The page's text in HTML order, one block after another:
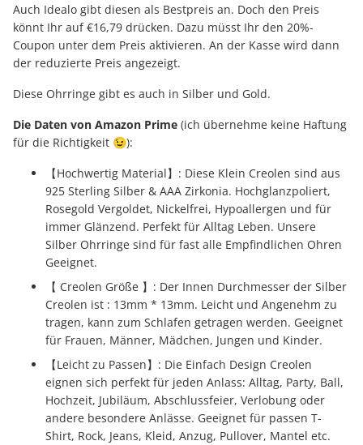
Auch Idealo gibt diesen als Bestpreis an. Doch den Preis
könnt Ihr auf €16,79 drücken. Dazu müsst Ihr den 20%-
Coupon unter dem Preis aktivieren. An der Kasse wird dann
der reduzierte Preis angezeigt.
Diese Ohrringe gibt es auch in Silber und Gold.
Die Daten von Amazon Prime (ich übernehme keine Haftung
für die Richtigkeit 😉):
【Hochwertig Material】: Diese Klein Creolen sind aus
925 Sterling Silber & AAA Zirkonia. Hochglanzpoliert,
Rosegold Vergoldet, Nickelfrei, Hypoallergen und für
immer Glänzend. Perfekt für Alltag Leben. Unsere
Silber Ohrringe sind für fast alle Empfindlichen Ohren
Geeignet.
【 Creolen Größe 】: Der Innen Durchmesser der Silber
Creolen ist : 13mm * 13mm. Leicht und Angenehm zu
tragen, kann zum Schlafen getragen werden. Geeignet
für Frauen, Männer, Mädchen, Jungen und Kinder.
【Leicht zu Passen】: Die Einfach Design Creolen
eignen sich perfekt für jeden Anlass: Alltag, Party, Ball,
Hochzeit, Jubiläum, Abschlussfeier, Verlobung oder
andere besondere Anlässe. Geeignet für passen T-
Shirt, Rock, Jeans, Kleid, Anzug, Pullover, Mantel etc.